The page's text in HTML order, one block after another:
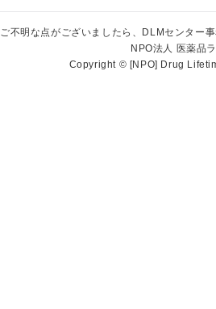
ご不明な点がございましたら、DLMセンター
NPO法人 医薬品
Copyright © [NPO] Drug